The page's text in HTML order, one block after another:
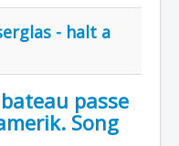
- halt a
passe
Song